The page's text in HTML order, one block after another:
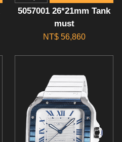
5057001 26*21mm Tank
must
NT$ 56,860